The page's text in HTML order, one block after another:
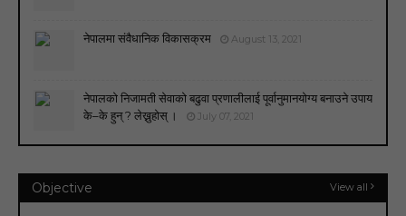
नेपालमा संवैधानिक विकासक्रम August 13, 2021
नेपालको निजामती सेवाको बढुवा प्रणालीलाई पूर्वानुमानयोग्य बनाउने उपाय
के–के हुन् ? लेख्नुहोस् ।
July 07, 2021
Objective View all